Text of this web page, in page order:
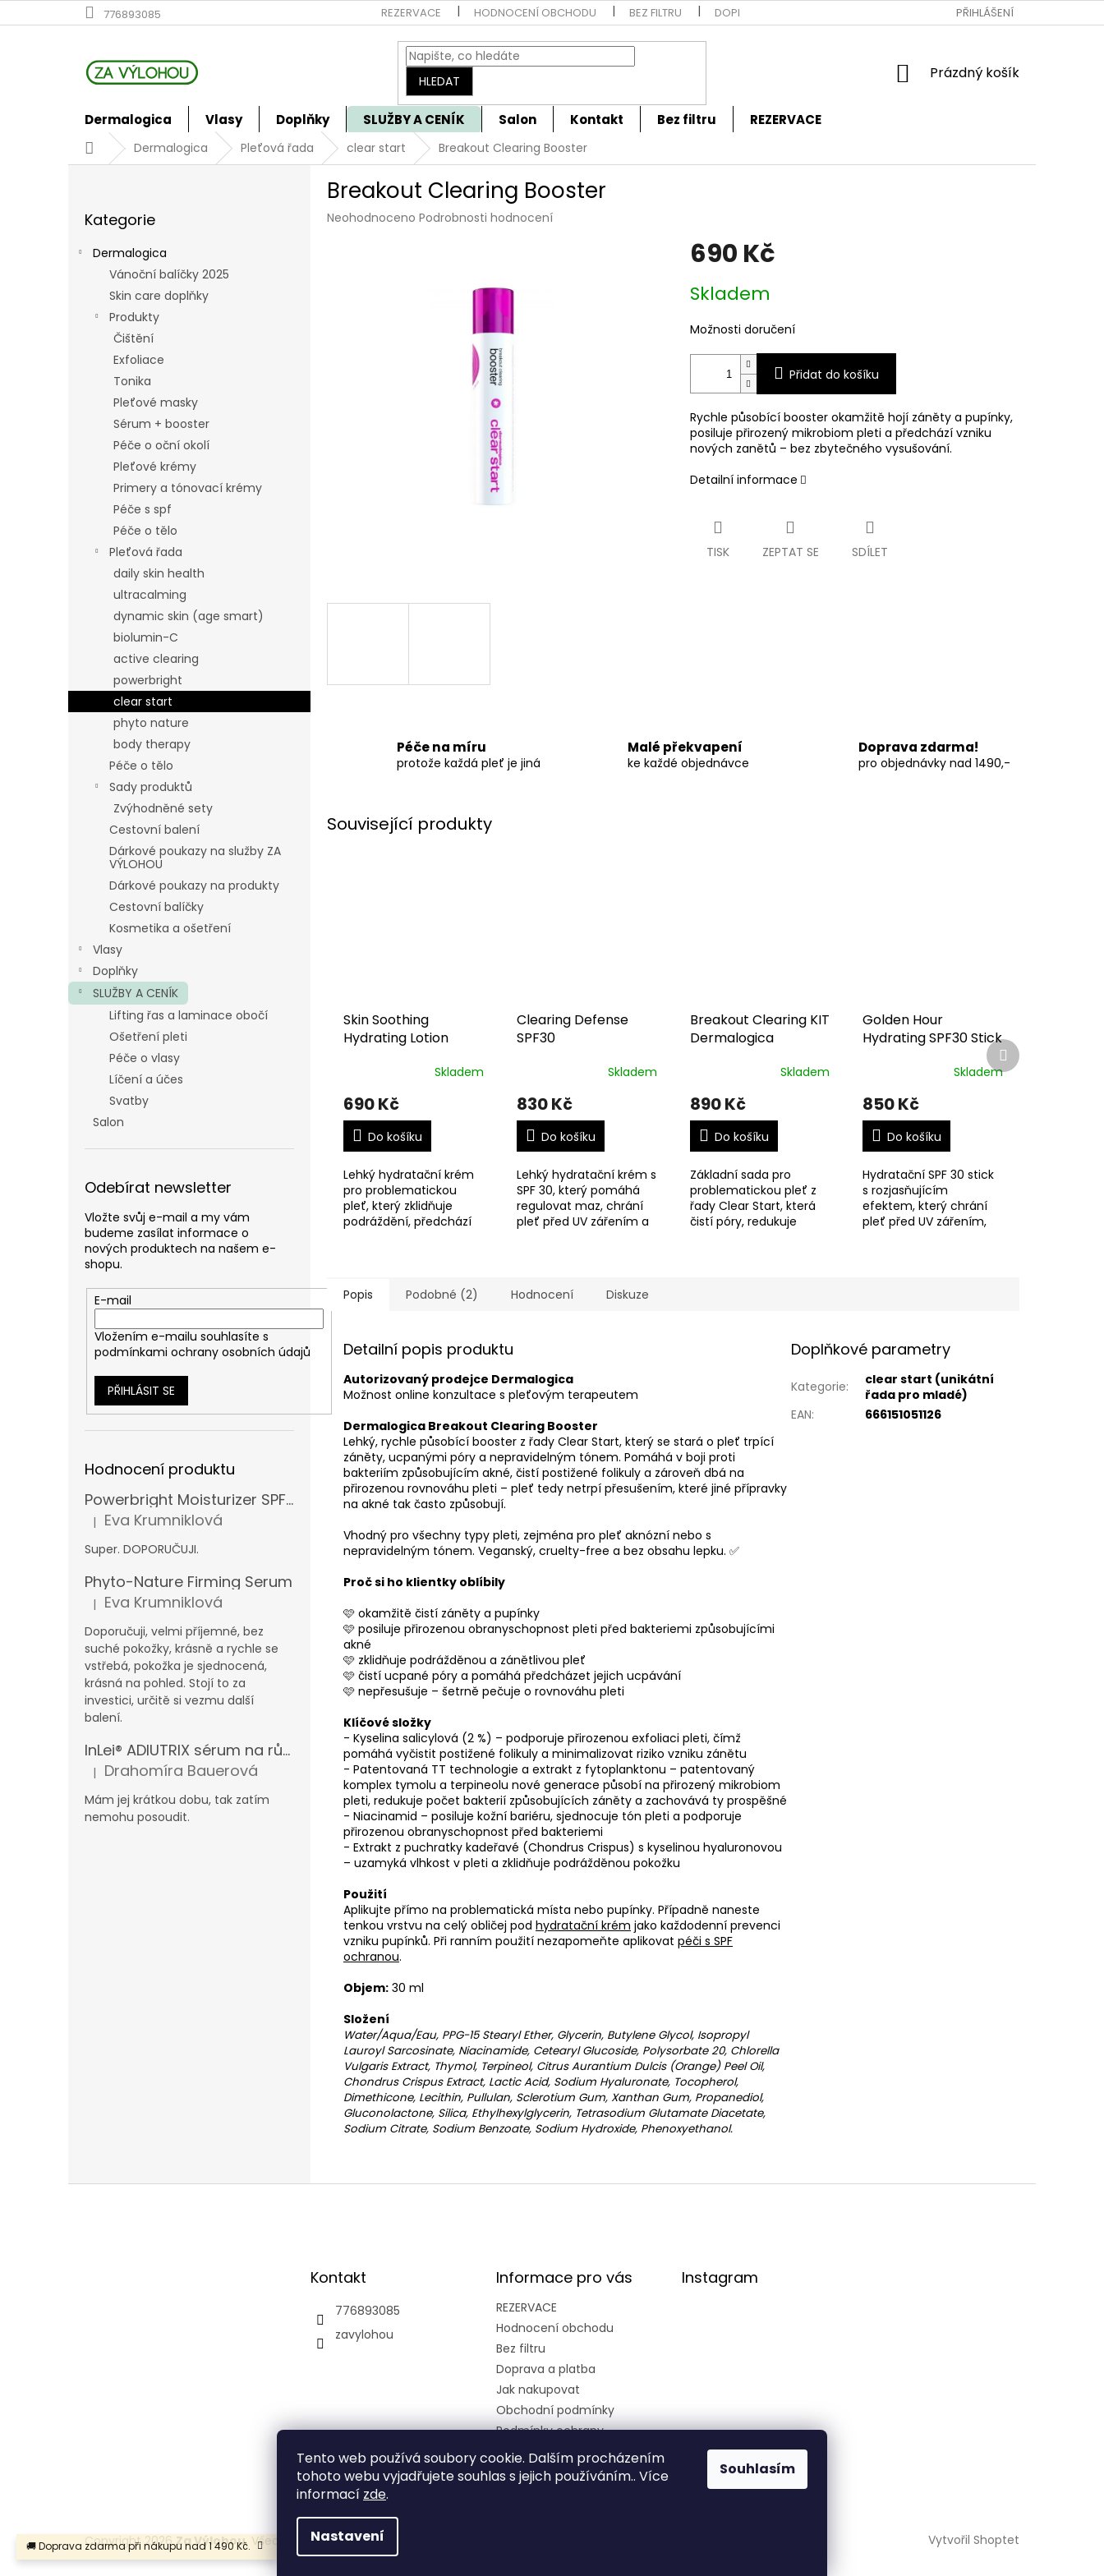
Tento web používá soubory cookie. Dalším procházením
tohoto webu vyjadřujete souhlas s jejich používáním.. Více
informací zde.
Nastavení
Souhlasím
na
🚚 Doprava zdarma při nákupu nad 1 490 Kč.
776893085 REZERVACE HODNOCENÍ OBCHODU BEZ FILTRU DOPRAVA A PLATBA OBCHODNÍ PODMÍNKY
PŘIHLÁŠENÍ
HLEDAT
NÁKUPNÍ
Prázdný košík
Dermalogica Vlasy Doplňky SLUŽBY A CENÍK Salon Kontakt Bez filtru REZERVACE
DomůDermalogica Pleťová řada clear start Breakout Clearing Booster
kategorie
Kategorie
Dermalogica
Vánoční balíčky 2025
Skin care doplňky
Produkty
Čištění
Exfoliace
Tonika
Pleťové masky
Sérum + booster
Péče o oční okolí
Pleťové krémy
Primery a tónovací krémy
Péče s spf
Péče o tělo
Pleťová řada
daily skin health
ultracalming
dynamic skin (age smart)
biolumin-C
active clearing
powerbright
clear start
phyto nature
body therapy
Péče o tělo
Sady produktů
Zvýhodněné sety
Cestovní balení
Dárkové poukazy na služby ZA
VÝLOHOU
Dárkové poukazy na produkty
Cestovní balíčky
Kosmetika a ošetření
Vlasy
Doplňky
SLUŽBY A CENÍK
Lifting řas a laminace obočí
Ošetření pleti
Péče o vlasy
Líčení a účes
Svatby
Salon
Odebírat newsletter
Vložte svůj e-mail a my vám
budeme zasílat informace o
nových produktech na našem e-
shopu.
E-mail
Vložením e-mailu souhlasíte s
podmínkami ochrany osobních údajů
PŘIHLÁSIT SE
Hodnocení produktu
Powerbright Moisturizer SPF 50
Hodnocení produktu je 5 z 5 hvězdiček.
| Eva Krumniklová
Super. DOPORUČUJI.
Phyto-Nature Firming Serum
Hodnocení produktu je 5 z 5 hvězdiček.
| Eva Krumniklová
Doporučuji, velmi příjemné, bez
suché pokožky, krásně a rychle se
vstřebá, pokožka je sjednocená,
krásná na pohled. Stojí to za
investici, určitě si vezmu další
balení.
InLei® ADIUTRIX sérum na růst řas a obočí
Hodnocení produktu je 5 z 5 hvězdiček.
| Drahomíra Bauerová
Mám jej krátkou dobu, tak zatím
nemohu posoudit.
Breakout Clearing Booster
Průměrné
Neohodnoceno Podrobnosti hodnocení
690 Kč
cena:
Skladem
Možnosti doručení
Přidat do košíku
Rychle působící booster okamžitě hojí záněty a pupínky,
posiluje přirozený mikrobiom pleti a předchází vzniku
nových zanětů – bez zbytečného vysušování.
Detailní informace
TISK ZEPTAT SE SDÍLET
Péče na míru
protože každá pleť je jiná
Malé překvapení
ke každé objednávce
Doprava zdarma!
pro objednávky nad 1490,-
Související produkty
Skin Soothing
Hydrating Lotion
Skladem
690 Kč
Do košíku
Lehký hydratační krém
pro problematickou
pleť, který zklidňuje
podráždění, předchází
Clearing Defense
SPF30
Skladem
830 Kč
Do košíku
Lehký hydratační krém s
SPF 30, který pomáhá
regulovat maz, chrání
pleť před UV zářením a
Breakout Clearing KIT
Dermalogica
Skladem
890 Kč
Do košíku
Základní sada pro
problematickou pleť z
řady Clear Start, která
čistí póry, redukuje
Golden Hour
Hydrating SPF30 Stick
Skladem
850 Kč
Do košíku
Hydratační SPF 30 stick
s rozjasňujícím
efektem, který chrání
pleť před UV zářením,
Další
produkt
Popis Podobné (2) Hodnocení Diskuze
Detailní popis produktu
Autorizovaný prodejce Dermalogica
Možnost online konzultace s pleťovým terapeutem
Dermalogica Breakout Clearing Booster
Lehký, rychle působící booster z řady Clear Start, který se stará o pleť trpící
záněty, ucpanými póry a nepravidelným tónem. Pomáhá v boji proti
bakteriím způsobujícím akné, čistí postižené folikuly a zároveň dbá na
přirozenou rovnováhu pleti – pleť tedy netrpí přesušením, které jiné přípravky
na akné tak často způsobují.
Vhodný pro všechny typy pleti, zejména pro pleť aknózní nebo s
nepravidelným tónem. Veganský, cruelty-free a bez obsahu lepku. ✅
Proč si ho klientky oblíbily
🩷 okamžitě čistí záněty a pupínky
🩷 posiluje přirozenou obranyschopnost pleti před bakteriemi způsobujícími
akné
🩷 zklidňuje podrážděnou a zánětlivou pleť
🩷 čistí ucpané póry a pomáhá předcházet jejich ucpávání
🩷 nepřesušuje – šetrně pečuje o rovnováhu pleti
Klíčové složky
- Kyselina salicylová (2 %) – podporuje přirozenou exfoliaci pleti, čímž
pomáhá vyčistit postižené folikuly a minimalizovat riziko vzniku zánětu
- Patentovaná TT technologie a extrakt z fytoplanktonu – patentovaný
komplex tymolu a terpineolu nové generace působí na přirozený mikrobiom
pleti, redukuje počet bakterií způsobujících záněty a zachovává ty prospěšné
- Niacinamid – posiluje kožní bariéru, sjednocuje tón pleti a podporuje
přirozenou obranyschopnost před bakteriemi
- Extrakt z puchratky kadeřavé (Chondrus Crispus) s kyselinou hyaluronovou
– uzamyká vlhkost v pleti a zklidňuje podrážděnou pokožku
Použití
Aplikujte přímo na problematická místa nebo pupínky. Případně naneste
tenkou vrstvu na celý obličej pod hydratační krém jako každodenní prevenci
vzniku pupínků. Při ranním použití nezapomeňte aplikovat péči s SPF
ochranou.
Objem: 30 ml
Složení
Water/Aqua/Eau, PPG-15 Stearyl Ether, Glycerin, Butylene Glycol, Isopropyl
Lauroyl Sarcosinate, Niacinamide, Cetearyl Glucoside, Polysorbate 20, Chlorella
Vulgaris Extract, Thymol, Terpineol, Citrus Aurantium Dulcis (Orange) Peel Oil,
Chondrus Crispus Extract, Lactic Acid, Sodium Hyaluronate, Tocopherol,
Dimethicone, Lecithin, Pullulan, Sclerotium Gum, Xanthan Gum, Propanediol,
Gluconolactone, Silica, Ethylhexylglycerin, Tetrasodium Glutamate Diacetate,
Sodium Citrate, Sodium Benzoate, Sodium Hydroxide, Phenoxyethanol.
Doplňkové parametry
Kategorie:
clear start (unikátní
řada pro mladé)
EAN: 666151051126
Kontakt
776893085
zavylohou
Informace pro vás
REZERVACE
Hodnocení obchodu
Bez filtru
Doprava a platba
Jak nakupovat
Obchodní podmínky
Podmínky ochrany
Kariéra
Instagram
Sledovat na
Instagramu
Vytvořil Shoptet
Copyright 2026Za Výlohou. Všechna práva vyhrazena.